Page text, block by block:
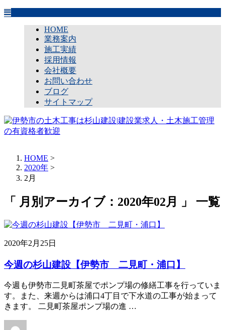
HOME
業務案内
施工実績
採用情報
会社概要
お問い合わせ
ブログ
サイトマップ
HOME >
2020年 >
2月
「 月別アーカイブ：2020年02月 」 一覧
2020年2月25日
今週の杉山建設【伊勢市 二見町・浦口】
今週も伊勢市二見町茶屋でポンプ場の修繕工事を行っていま
す。また、来週からは浦口4丁目で下水道の工事が始まって
きます。 二見町茶屋ポンプ場の進 …